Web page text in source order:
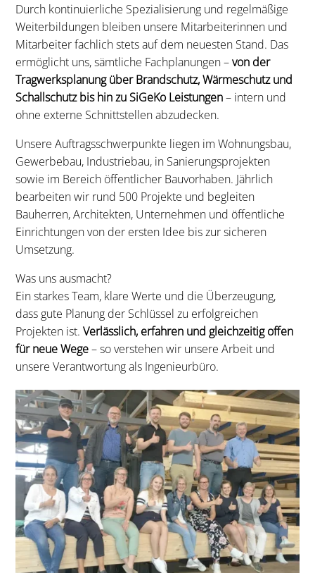
Durch kontinuierliche Spezialisierung und regelmäßige
Weiterbildungen bleiben unsere Mitarbeiterinnen und
Mitarbeiter fachlich stets auf dem neuesten Stand. Das
ermöglicht uns, sämtliche Fachplanungen –von der
Tragwerksplanung über Brandschutz, Wärmeschutz und
Schallschutz bis hin zu SiGeKo Leistungen– intern und
ohne externe Schnittstellen abzudecken.
Unsere Auftragsschwerpunkte liegen im Wohnungsbau,
Gewerbebau, Industriebau, in Sanierungsprojekten
sowie im Bereich öffentlicher Bauvorhaben. Jährlich
bearbeiten wir rund 500 Projekte und begleiten
Bauherren, Architekten, Unternehmen und öffentliche
Einrichtungen von der ersten Idee bis zur sicheren
Umsetzung.
Was uns ausmacht?
Ein starkes Team, klare Werte und die Überzeugung,
dass gute Planung der Schlüssel zu erfolgreichen
Projekten ist.Verlässlich, erfahren und gleichzeitig offen
für neue Wege– so verstehen wir unsere Arbeit und
unsere Verantwortung als Ingenieurbüro.